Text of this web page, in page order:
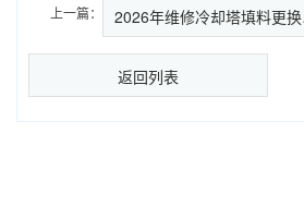
上一篇：
返回列表